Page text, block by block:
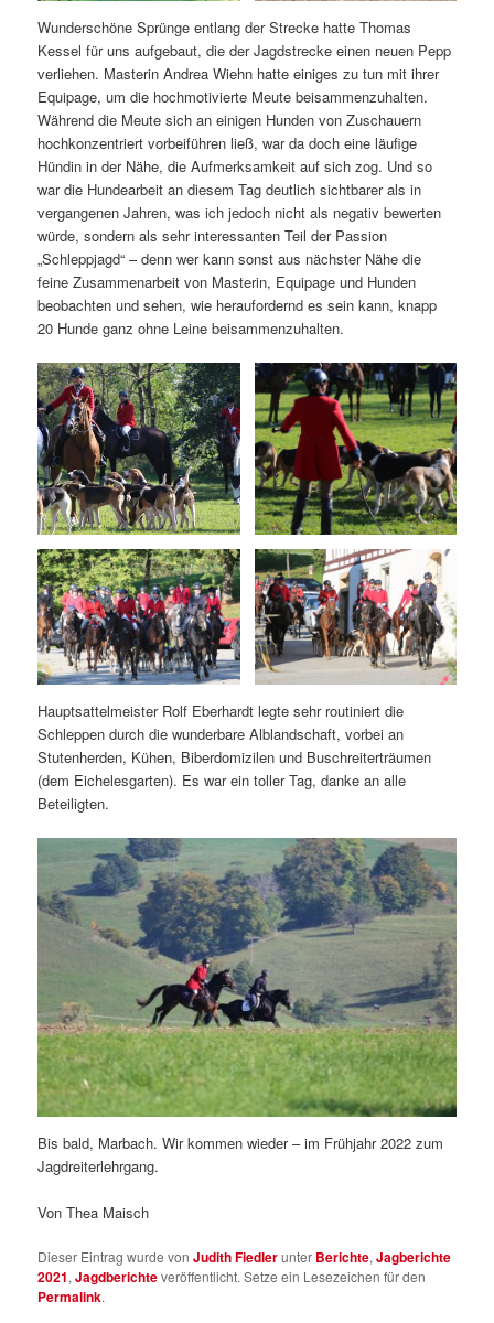
Wunderschöne Sprünge entlang der Strecke hatte Thomas
Kessel für uns aufgebaut, die der Jagdstrecke einen neuen Pepp
verliehen. Masterin Andrea Wiehn hatte einiges zu tun mit ihrer
Equipage, um die hochmotivierte Meute beisammenzuhalten.
Während die Meute sich an einigen Hunden von Zuschauern
hochkonzentriert vorbeiführen ließ, war da doch eine läufige
Hündin in der Nähe, die Aufmerksamkeit auf sich zog. Und so
war die Hundearbeit an diesem Tag deutlich sichtbarer als in
vergangenen Jahren, was ich jedoch nicht als negativ bewerten
würde, sondern als sehr interessanten Teil der Passion
„Schleppjagd“ – denn wer kann sonst aus nächster Nähe die
feine Zusammenarbeit von Masterin, Equipage und Hunden
beobachten und sehen, wie heraufordernd es sein kann, knapp
20 Hunde ganz ohne Leine beisammenzuhalten.
Hauptsattelmeister Rolf Eberhardt legte sehr routiniert die
Schleppen durch die wunderbare Alblandschaft, vorbei an
Stutenherden, Kühen, Biberdomizilen und Buschreiterträumen
(dem Eichelesgarten). Es war ein toller Tag, danke an alle
Beteiligten.
Bis bald, Marbach. Wir kommen wieder – im Frühjahr 2022 zum
Jagdreiterlehrgang.
Von Thea Maisch
Dieser Eintrag wurde vonJudith Fiedlerunter Berichte,Jagberichte
2021,Jagdberichteveröffentlicht. Setze ein Lesezeichen für den
Permalink.